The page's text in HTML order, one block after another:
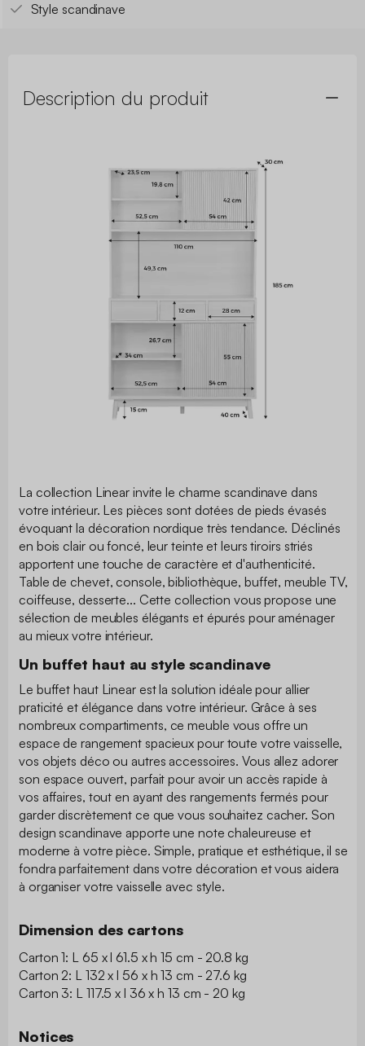
Style scandinave
Description du produit
La collection Linear invite le charme scandinave dans
votre intérieur. Les pièces sont dotées de pieds évasés
évoquant la décoration nordique très tendance. Déclinés
en bois clair ou foncé, leur teinte et leurs tiroirs striés
apportent une touche de caractère et d'authenticité.
Table de chevet, console, bibliothèque, buffet, meuble TV,
coiffeuse, desserte... Cette collection vous propose une
sélection de meubles élégants et épurés pour aménager
au mieux votre intérieur.
Un buffet haut au style scandinave
Le buffet haut Linear est la solution idéale pour allier
praticité et élégance dans votre intérieur. Grâce à ses
nombreux compartiments, ce meuble vous offre un
espace de rangement spacieux pour toute votre vaisselle,
vos objets déco ou autres accessoires. Vous allez adorer
son espace ouvert, parfait pour avoir un accès rapide à
vos affaires, tout en ayant des rangements fermés pour
garder discrètement ce que vous souhaitez cacher. Son
design scandinave apporte une note chaleureuse et
moderne à votre pièce. Simple, pratique et esthétique, il se
fondra parfaitement dans votre décoration et vous aidera
à organiser votre vaisselle avec style.
Dimension des cartons
Carton 1: L 65 x l 61.5 x h 15 cm - 20.8 kg
Carton 2: L 132 x l 56 x h 13 cm - 27.6 kg
Carton 3: L 117.5 x l 36 x h 13 cm - 20 kg
Notices